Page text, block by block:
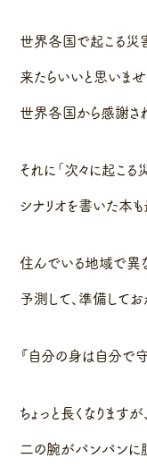
世界各国で起こる災
来たらいいと思いま
世界各国から感謝さ
それに「次々に起こ
シナリオを書いた本
住んでいる地域で異
予測して、準備してお
『自分の身は自分で守
ちょっと長くなります
二の腕がパンパンに